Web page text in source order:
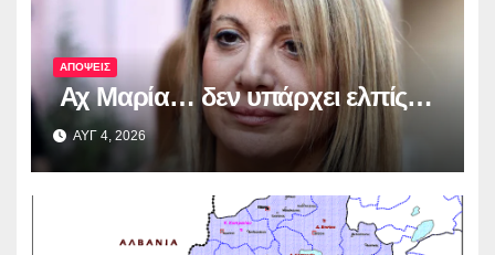
ΑΠΟΨΕΙΣ
Αχ Μαρία… δεν υπάρχει ελπίς…
ΑΥΓ 4, 2026